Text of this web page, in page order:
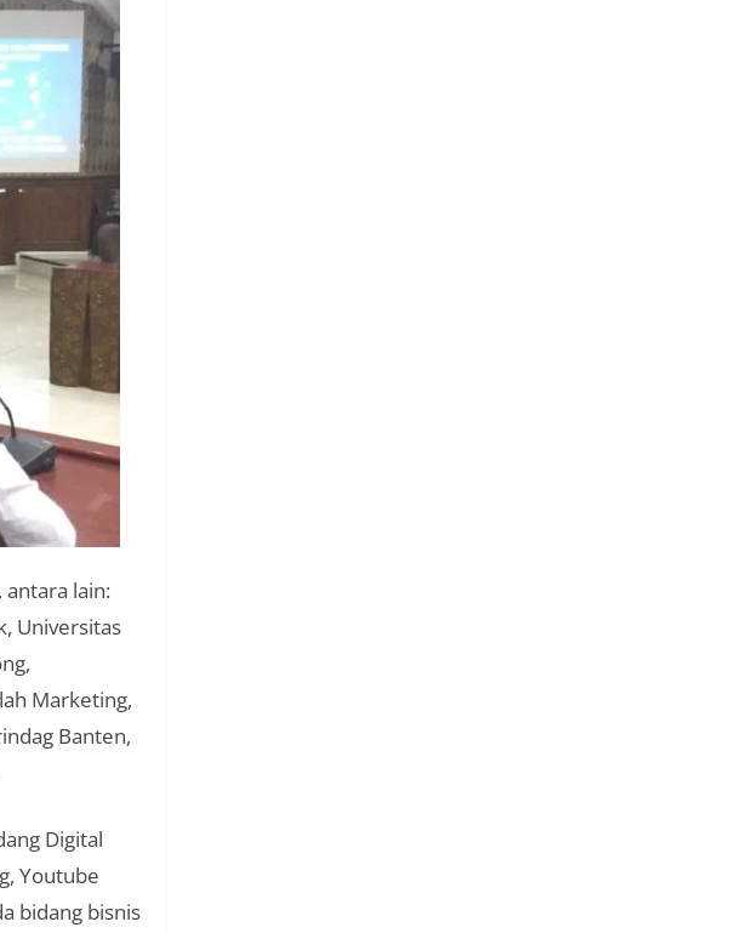
lain:
Universitas
Marketing,
Banten,
Digital
Youtube
bidang bisnis